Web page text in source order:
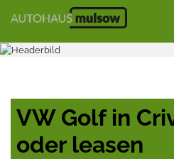
VW Golf in
oder leasen